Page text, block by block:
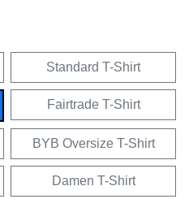
Standard T-Shirt
Fairtrade T-Shirt
BYB Oversize T-Shirt
Damen T-Shirt